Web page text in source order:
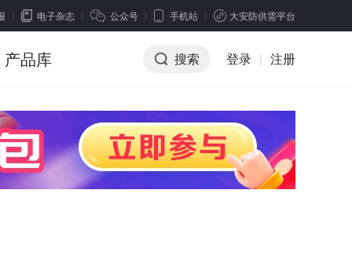
电子杂志 公众号 手机站 大安防供需平台
产品库 搜索 登录 | 注册